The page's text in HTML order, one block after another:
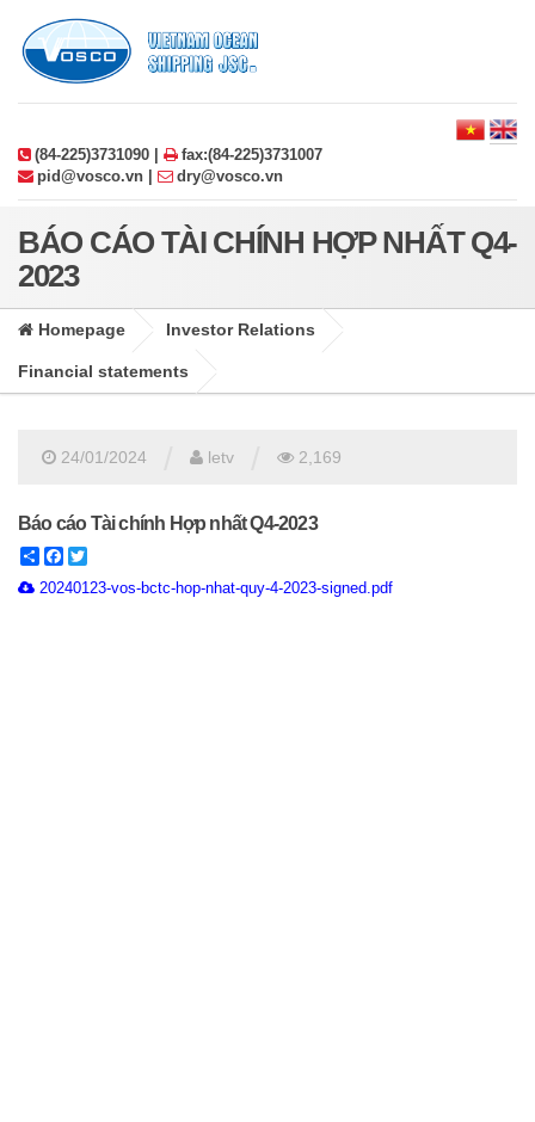
(84-225)3731090 |
fax:(84-225)3731007
pid@vosco.vn |
dry@vosco.vn
BÁO CÁO TÀI CHÍNH HỢP NHẤT Q4-
2023
Homepage Investor Relations
Financial statements
24/01/2024 letv 2,169
Báo cáo Tài chính Hợp nhất Q4-2023
ShareFacebook
20240123-vos-bctc-hop-nhat-quy-4-2023-signed.pdf